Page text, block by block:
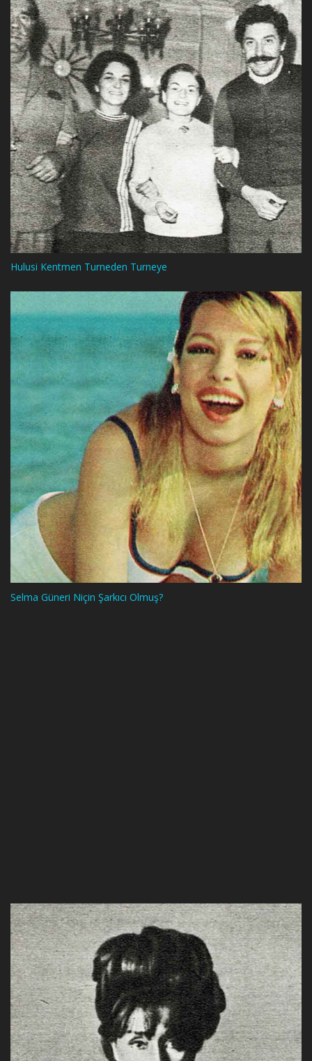
Hulusi Kentmen Turneden Turneye
Selma Güneri Niçin Şarkıcı Olmuş?